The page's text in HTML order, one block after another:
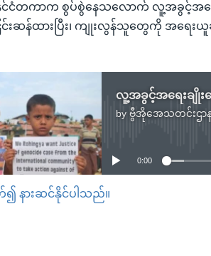
ငံတကာက စွပ်စွဲနေသလောက် လူ့အခွင့်အရေ
င်းဆန်ထားပြီး၊ ကျုးလွန်သူတွေကို အရေး
byဗွီအိုအေသတင်းဌာ
No media source currently
0:00
၍ နားဆင်နိုင်ပါသည်။